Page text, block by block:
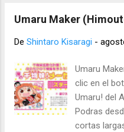
su trabajo
voz a ku-ko
en Hayate
Yuko en
otros
Miyu .
Umaru Maker
De Shintaro Kisaragi -
Umaru
clic en el
Umaru! del
Podras
cortas